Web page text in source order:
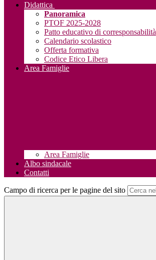
Didattica
Panoramica
PTOF 2025-2028
Patto educativo di corresponsabilità
Calendario scolastico
Offerta formativa
Codice Etico Libera
Area Famiglie
Area Famiglie
Albo sindacale
Contatti
Campo di ricerca per le pagine del sito